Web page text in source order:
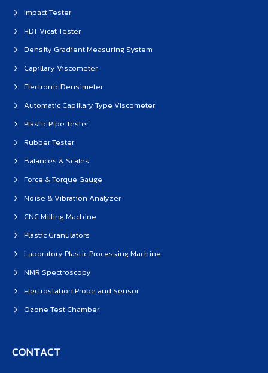
Impact Tester
HDT Vicat Tester
Density Gradient Measuring System
Capillary Viscometer
Electronic Densimeter
Automatic Capillary Type Viscometer
Plastic Pipe Tester
Rubber Tester
Balances & Scales
Force & Torque Gauge
Noise & Vibration Analyzer
CNC Milling Machine
Plastic Granulators
Laboratory Plastic Processing Machine
NMR Spectroscopy
Electrostation Probe and Sensor
Ozone Test Chamber
CONTACT